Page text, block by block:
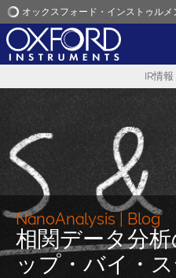
オックスフォード・インストゥル
オックスフォー
アプ
IR情報
NanoAnalysis | Blog
相関データ分
ップ・バイ・